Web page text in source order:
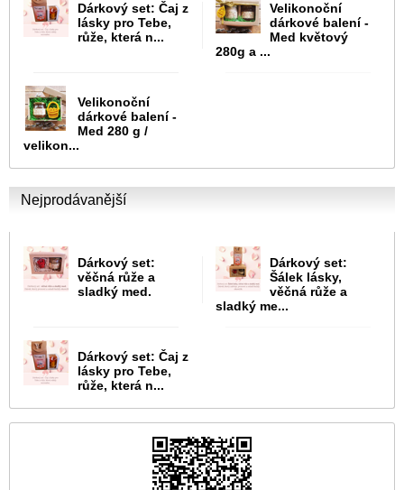
Dárkový set: Čaj z
lásky pro Tebe,
růže, která n...
Velikonoční
dárkové balení -
Med květový
280g a ...
Velikonoční
dárkové balení -
Med 280 g /
velikon...
Nejprodávanější
Dárkový set:
věčná růže a
sladký med.
Dárkový set:
Šálek lásky,
věčná růže a
sladký me...
Dárkový set: Čaj z
lásky pro Tebe,
růže, která n...